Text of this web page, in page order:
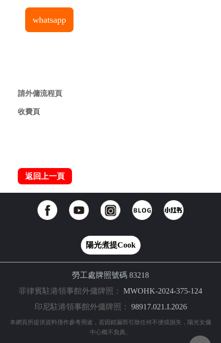
whatsapp
請外傭流程頁
收費頁
返回上一頁
陽光煮提Cook
勞工處牌照號碼 83218
菲律賓駐港領事館外傭牌照： MWOHK-2024-375-124
印尼駐港領事館外傭牌照： 98917.021.I.2026
本網頁所提供資料僅作參考用途，若因錯漏而引致任何不便或損失，陽光女傭
中心概不負責。